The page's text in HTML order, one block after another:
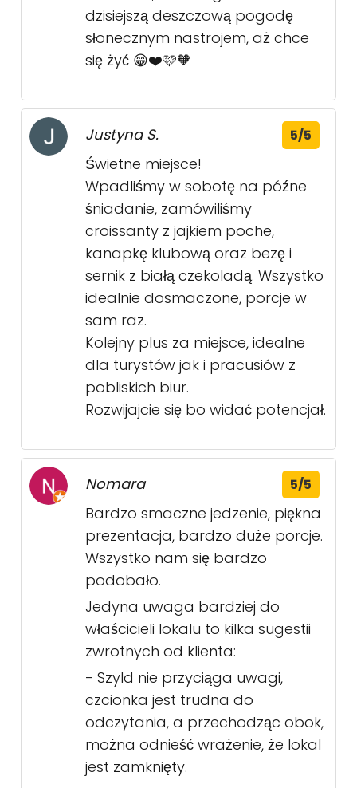
dzisiejszą deszczową pogodę
słonecznym nastrojem, aż chce
się żyć 😁❤️🩷🧡
Justyna S. 5/5
Świetne miejsce!
Wpadliśmy w sobotę na późne
śniadanie, zamówiliśmy
croissanty z jajkiem poche,
kanapkę klubową oraz bezę i
sernik z białą czekoladą. Wszystko
idealnie dosmaczone, porcje w
sam raz.
Kolejny plus za miejsce, idealne
dla turystów jak i pracusiów z
pobliskich biur.
Rozwijajcie się bo widać potencjał.
Nomara 5/5
Bardzo smaczne jedzenie, piękna
prezentacja, bardzo duże porcje.
Wszystko nam się bardzo
podobało.
Jedyna uwaga bardziej do
właścicieli lokalu to kilka sugestii
zwrotnych od klienta:
- Szyld nie przyciąga uwagi,
czcionka jest trudna do
odczytania, a przechodząc obok,
można odnieść wrażenie, że lokal
jest zamknięty.